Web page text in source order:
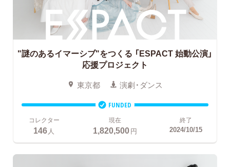
"謎のあるイマーシブ"をつくる 「ESPACT 始動公演」
応援プロジェクト
東京都 演劇・ダンス
FUNDED
コレクター
146人
現在
1,820,500円
終了
2024/10/15